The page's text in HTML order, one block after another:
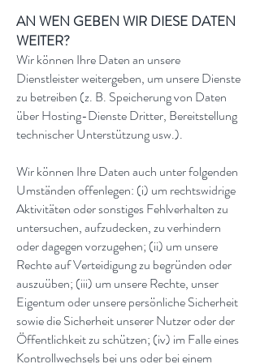
AN WEN GEBEN WIR DIESE DATEN
WEITER?
Wir können Ihre Daten an unsere
Dienstleister weitergeben, um unsere Dienste
zu betreiben (z. B. Speicherung von Daten
über Hosting-Dienste Dritter, Bereitstellung
technischer Unterstützung usw.).
Wir können Ihre Daten auch unter folgenden
Umständen offenlegen: (i) um rechtswidrige
Aktivitäten oder sonstiges Fehlverhalten zu
untersuchen, aufzudecken, zu verhindern
oder dagegen vorzugehen; (ii) um unsere
Rechte auf Verteidigung zu begründen oder
auszuüben; (iii) um unsere Rechte, unser
Eigentum oder unsere persönliche Sicherheit
sowie die Sicherheit unserer Nutzer oder der
Öffentlichkeit zu schützen; (iv) im Falle eines
Kontrollwechsels bei uns oder bei einem